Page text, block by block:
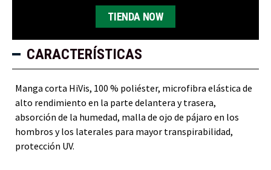
TIENDA NOW
CARACTERÍSTICAS
Manga corta HiVis, 100 % poliéster, microfibra elástica de
alto rendimiento en la parte delantera y trasera,
absorción de la humedad, malla de ojo de pájaro en los
hombros y los laterales para mayor transpirabilidad,
protección UV.